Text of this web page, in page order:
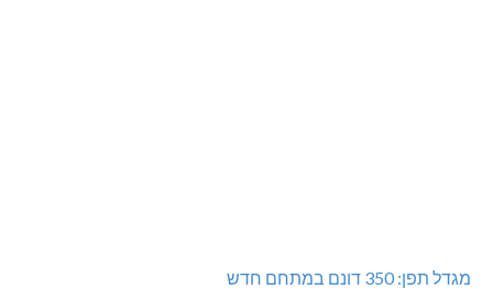
מגדל תפן: 350 דונם במתחם חדש